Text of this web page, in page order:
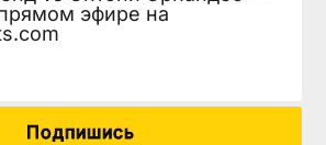
эфире на
Подпишись